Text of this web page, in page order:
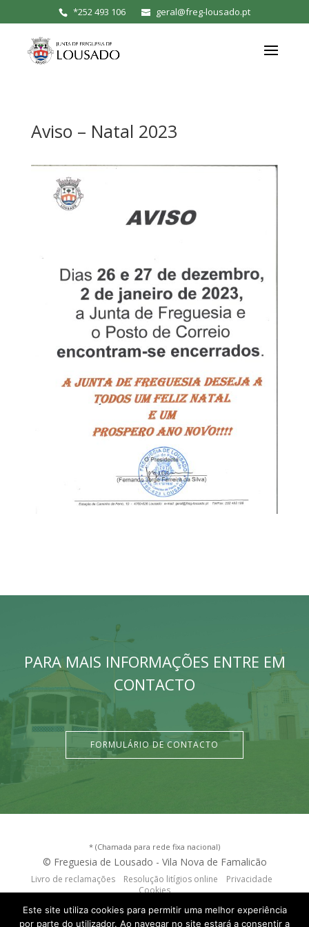
*252 493 106 geral@freg-lousado.pt
Aviso – Natal 2023
PARA MAIS INFORMAÇÕES ENTRE EM
CONTACTO
FORMULÁRIO DE CONTACTO
* (Chamada para rede fixa nacional)
© Freguesia de Lousado - Vila Nova de Famalicão
Livro de reclamações Resolução litígios online
Privacidade
Cookies
Este site utiliza cookies para permitir uma melhor experiência
por parte do utilizador. Ao navegar no site estará a consentir a